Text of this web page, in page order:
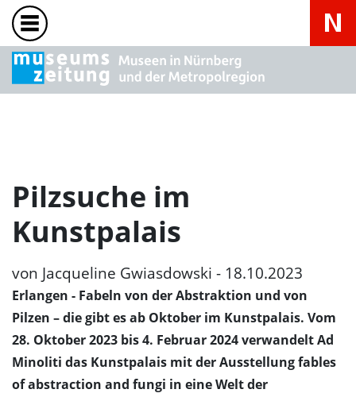
Pilzsuche im
Kunstpalais
von Jacqueline Gwiasdowski - 18.10.2023
Erlangen - Fabeln von der Abstraktion und von
Pilzen – die gibt es ab Oktober im Kunstpalais. Vom
28. Oktober 2023 bis 4. Februar 2024 verwandelt Ad
Minoliti das Kunstpalais mit der Ausstellung fables
of abstraction and fungi in eine Welt der